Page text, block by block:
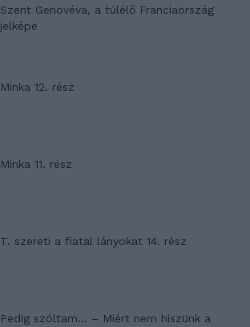
Szent Genovéva, a túlélő Franciaország
jelképe
Minka 12. rész
Minka 11. rész
T. szereti a fiatal lányokat 14. rész
Pedig szóltam… – Miért nem hiszünk a